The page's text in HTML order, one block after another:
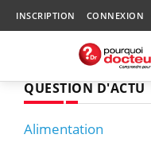
INSCRIPTION CONNEXION
QUESTION D'ACTU
Alimentation